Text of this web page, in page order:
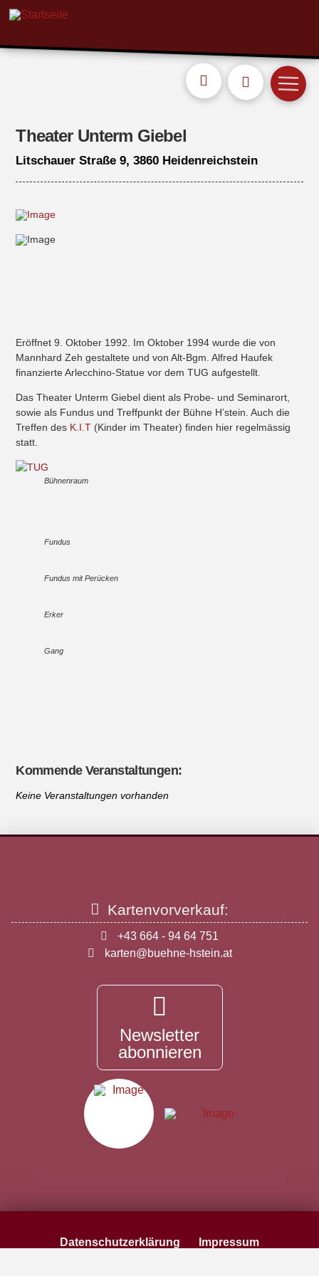
Theater Unterm Giebel
Litschauer Straße 9, 3860 Heidenreichstein
Eröffnet 9. Oktober 1992. Im Oktober 1994 wurde die von
Mannhard Zeh gestaltete und von Alt-Bgm. Alfred Haufek
finanzierte Arlecchino-Statue vor dem TUG aufgestellt.
Das Theater Unterm Giebel dient als Probe- und Seminarort,
sowie als Fundus und Treffpunkt der Bühne H’stein. Auch die
Treffen des K.I.T (Kinder im Theater) finden hier regelmässig
statt.
Bühnenraum
Fundus
Fundus mit Perücken
Erker
Gang
Kommende Veranstaltungen:
Keine Veranstaltungen vorhanden
Kartenvorverkauf:
+43 664 - 94 64 751
karten@buehne-hstein.at
Newsletter
abonnieren
Datenschutzerklärung Impressum